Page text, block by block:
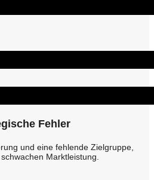
Fehler
und eine fehlende Zielgruppe,
Marktleistung.